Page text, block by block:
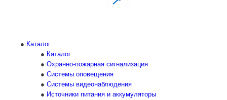
Каталог
Каталог
Охранно-пожарная сигнализация
Системы оповещения
Системы видеонаблюдения
Источники питания и аккумуляторы